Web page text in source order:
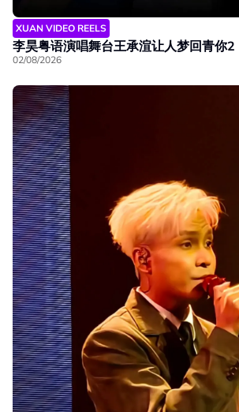
XUAN VIDEO REELS
李昊粤语演唱舞台王承渲让人梦回青你2
02/08/2026